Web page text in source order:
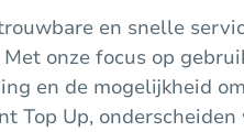
en snelle
onze focus op
en de mogelijkheid
Top Up,